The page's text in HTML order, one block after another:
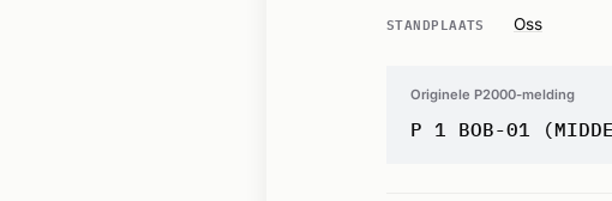
STANDPLAATS Oss
Originele P2000-melding
P 1 BOB-01